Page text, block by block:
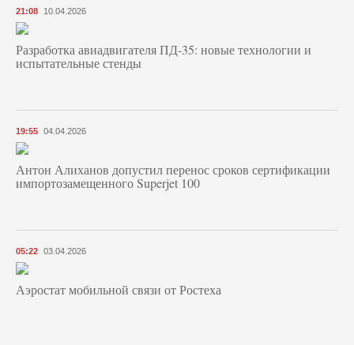
21:08 10.04.2026
Разработка авиадвигателя ПД-35: новые технологии и
испытательные стенды
19:55 04.04.2026
Антон Алиханов допустил перенос сроков сертификации
импортозамещенного Superjet 100
05:22 03.04.2026
Аэростат мобильной связи от Ростеха